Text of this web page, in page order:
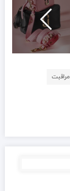
مراقبت